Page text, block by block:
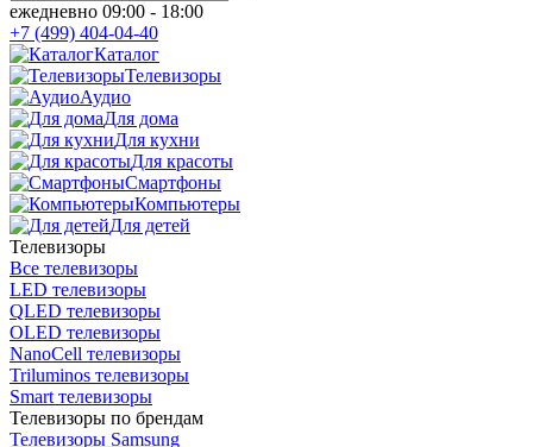
ежедневно 09:00 - 18:00
+7 (499) 404-04-40
Каталог
Телевизоры
Аудио
Для дома
Для кухни
Для красоты
Смартфоны
Компьютеры
Для детей
Телевизоры
Все телевизоры
LED телевизоры
QLED телевизоры
OLED телевизоры
NanoCell телевизоры
Triluminos телевизоры
Smart телевизоры
Телевизоры по брендам
Телевизоры Samsung